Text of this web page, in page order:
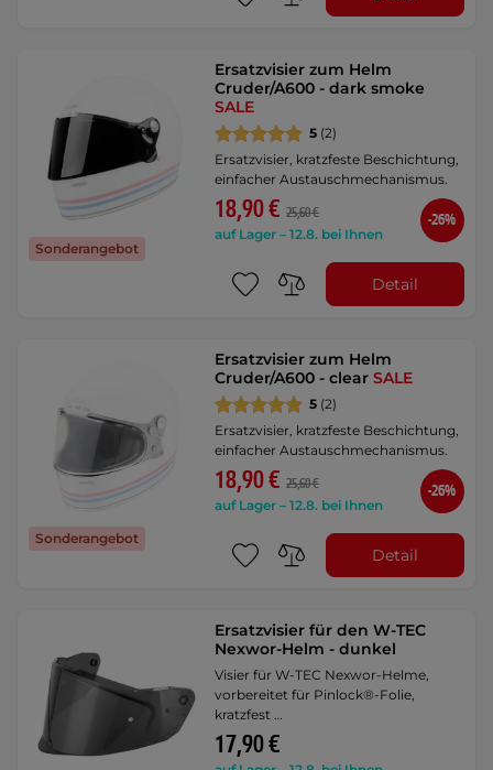
Sonderangebot
Ersatzvisier zum Helm
Cruder/A600 - dark smoke
SALE
5 (2)
Ersatzvisier, kratzfeste Beschichtung,
einfacher Austauschmechanismus.
18,90 € 25,60 €
auf Lager – 12.8. bei Ihnen
-26%
Detail
Sonderangebot
Ersatzvisier zum Helm
Cruder/A600 - clearSALE
5 (2)
Ersatzvisier, kratzfeste Beschichtung,
einfacher Austauschmechanismus.
18,90 € 25,60 €
auf Lager – 12.8. bei Ihnen
-26%
Detail
Ersatzvisier für den W-TEC
Nexwor-Helm - dunkel
Visier für W-TEC Nexwor-Helme,
vorbereitet für Pinlock®-Folie,
kratzfest …
17,90 €